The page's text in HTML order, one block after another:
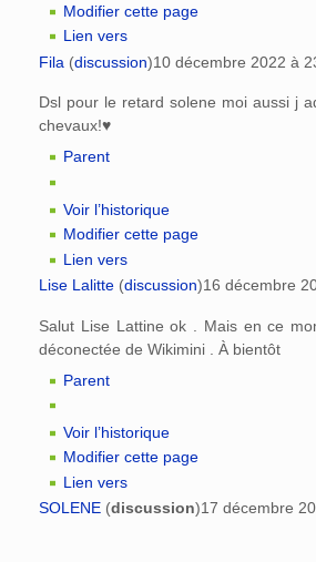
Modifier cette page
Lien vers
Fila (discussion)10 décembre 2022 à
Dsl pour le retard solene moi aussi j
chevaux!♥
Parent
Voir l’historique
Modifier cette page
Lien vers
Lise Lalitte (discussion)16 décembre
Salut Lise Lattine ok . Mais en ce
déconectée de Wikimini . À bientôt
Parent
Voir l’historique
Modifier cette page
Lien vers
SOLENE (discussion)17 décembre